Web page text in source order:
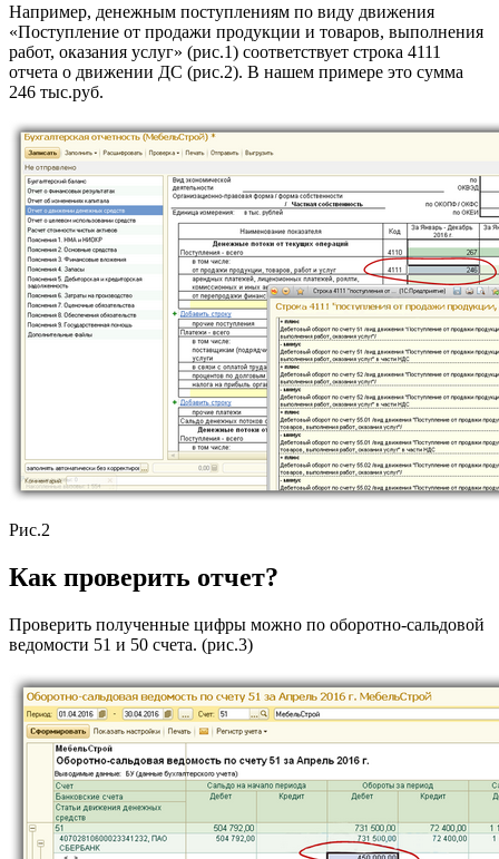
Например, денежным поступлениям по виду движения
«Поступление от продажи продукции и товаров, выполнения
работ, оказания услуг» (рис.1) соответствует строка 4111
отчета о движении ДС (рис.2). В нашем примере это сумма
246 тыс.руб.
Рис.2
Как проверить отчет?
Проверить полученные цифры можно по оборотно-сальдовой
ведомости 51 и 50 счета. (рис.3)